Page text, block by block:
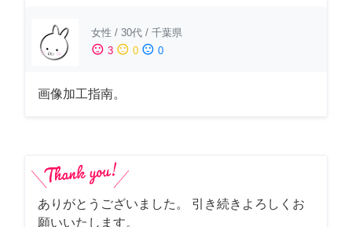
女性 / 30代 / 千葉県
sentiment_satisfied 3 sentiment_neutral 0 sentiment_dissatisfied 0
画像加工指南。
ありがとうございました。 引き続きよろしくお
願いいたします。